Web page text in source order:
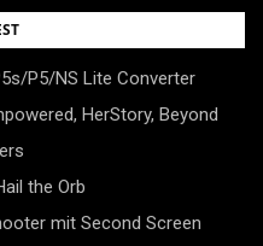
P5/NS Lite Converter
HerStory, Beyond
the Orb
mit Second Screen